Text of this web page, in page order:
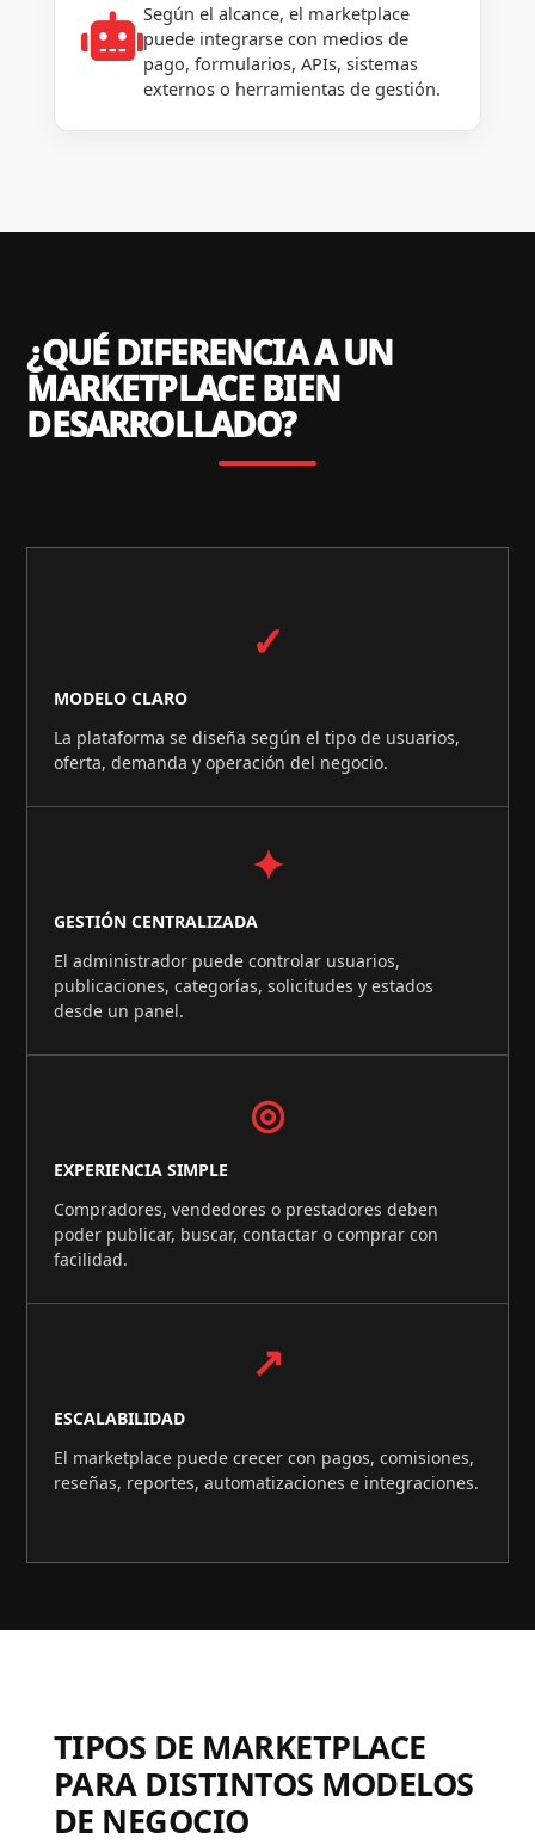
Según el alcance, el marketplace
puede integrarse con medios de
pago, formularios, APIs, sistemas
externos o herramientas de gestión.
¿QUÉ DIFERENCIA A UN
MARKETPLACE BIEN
DESARROLLADO?
✓
MODELO CLARO
La plataforma se diseña según el tipo de usuarios,
oferta, demanda y operación del negocio.
✦
GESTIÓN CENTRALIZADA
El administrador puede controlar usuarios,
publicaciones, categorías, solicitudes y estados
desde un panel.
◎
EXPERIENCIA SIMPLE
Compradores, vendedores o prestadores deben
poder publicar, buscar, contactar o comprar con
facilidad.
↗
ESCALABILIDAD
El marketplace puede crecer con pagos, comisiones,
reseñas, reportes, automatizaciones e integraciones.
TIPOS DE MARKETPLACE
PARA DISTINTOS MODELOS
DE NEGOCIO